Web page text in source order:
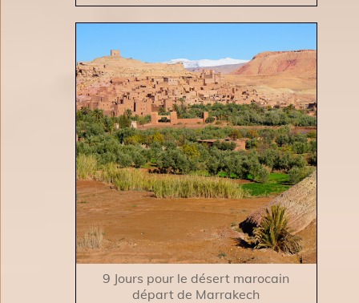
9 Jours pour le désert marocain
départ de Marrakech